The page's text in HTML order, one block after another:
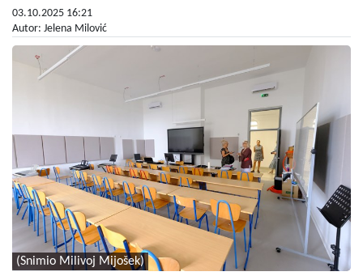
03.10.2025 16:21
Autor: Jelena Milović
(Snimio Milivoj Mijošek)